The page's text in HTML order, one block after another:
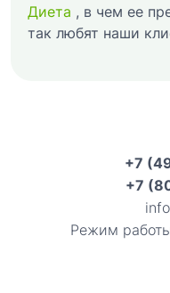
Диета
так любят наши
+7
+7
Режим